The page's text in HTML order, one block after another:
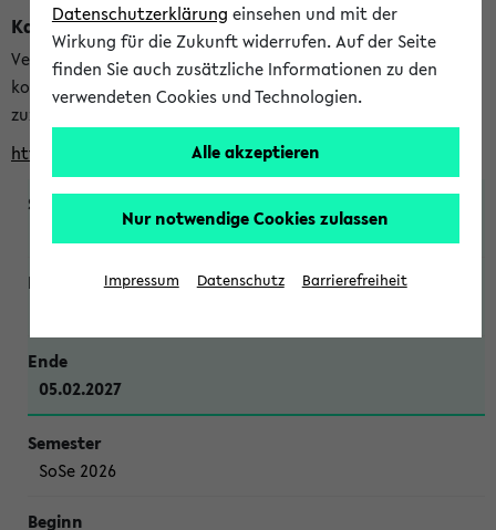
Kalenderintegration
Verwenden Sie die folgende Adresse, um mit einer
kompatiblen Kalenderanwendung auf die Vorlesungszeiten
zuzugreifen (nähere Informationen
finden Sie hier
https://ekvv.uni-bielefeld.de/ws/calendar?vz
WiSe 2026/2027
05.02.2027
SoSe 2026
Datenschutzerklärung einsehen und mit der
Wirkung für die Zukunft widerrufen. Auf der Seite
finden Sie auch zusätzliche Informationen zu den
verwendeten Cookies und Technologien.
Alle akzeptieren
Nur notwendige Cookies zulassen
Impressum Datenschutz Barrierefreiheit